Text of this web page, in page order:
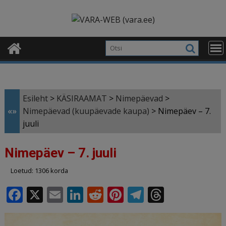
«»
Esileht > KÄSIRAAMAT > Nimepäevad >
Nimepäevad (kuupäevade kaupa) > Nimepäev – 7.
juuli
Nimepäev – 7. juuli
Loetud: 1306 korda
F
a
X E
m
Li
n
R
e
Pi
n
T
el h